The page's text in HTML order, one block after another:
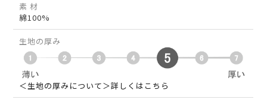
素 材
綿100%
生地の厚み
＜生地の厚みについて＞詳しくはこちら